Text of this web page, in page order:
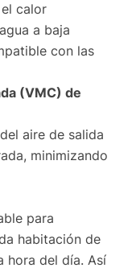
calor
a baja
con las
(VMC) de
aire de salida
minimizando
para
habitación de
hora del día. Así